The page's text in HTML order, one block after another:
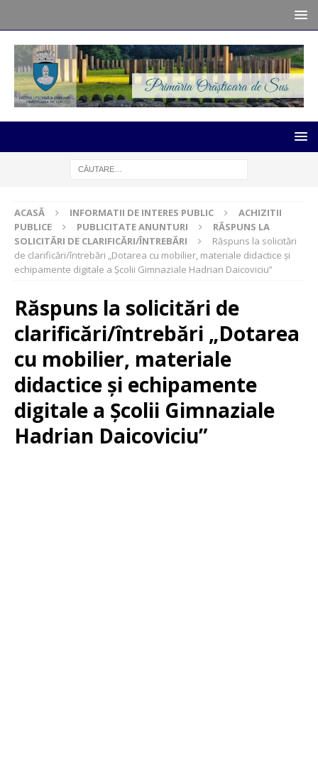
ACASĂ INFORMATII DE INTERES PUBLIC
ACHIZITII
PUBLICE
PUBLICITATE ANUNTURI
RĂSPUNS LA
SOLICITĂRI DE CLARIFICĂRI/ÎNTREBĂRI
Răspuns la solicitări
de clarificări/întrebări „Dotarea cu mobilier, materiale didactice și
echipamente digitale a Școlii Gimnaziale Hadrian Daicoviciu”
Răspuns la solicitări de
clarificări/întrebări „Dotarea
cu mobilier, materiale
didactice și echipamente
digitale a Școlii Gimnaziale
Hadrian Daicoviciu”